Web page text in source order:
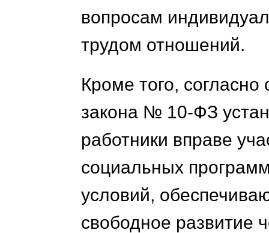
вопросам
трудом отношений.
Кроме того,
закона № 10-ФЗ
работники вправе
социальных
условий,
свободное развитие